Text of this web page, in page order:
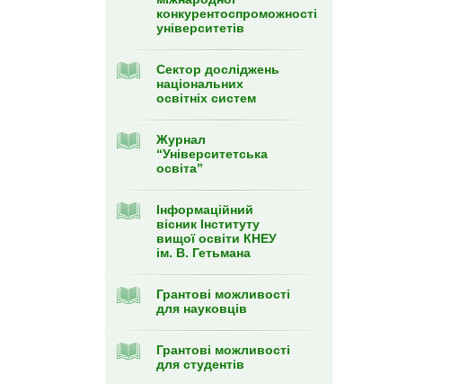
конкурентоспроможності
університетів
Сектор досліджень
національних
освітніх систем
Журнал
“Університетська
освіта”
Інформаційний
вісник Інституту
вищої освіти КНЕУ
ім. В. Гетьмана
Грантові можливості
для науковців
Грантові можливості
для студентів